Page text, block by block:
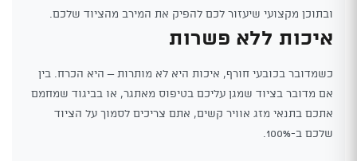
ובתוכן מקצועי שיעזור לכם להפיק את המירב מהציוד שלכם.
איכות ללא פשרות
כשמדובר בכובעי חורף, איכות היא לא מותרות – היא הכרח. בין
אם מדובר בציוד שמגן עליכם בטיפוס מאתגר, או בביגוד שמחמם
אתכם בתנאי מזג אוויר קשים, אתם צריכים לסמוך על הציוד
שלכם ב-100%.